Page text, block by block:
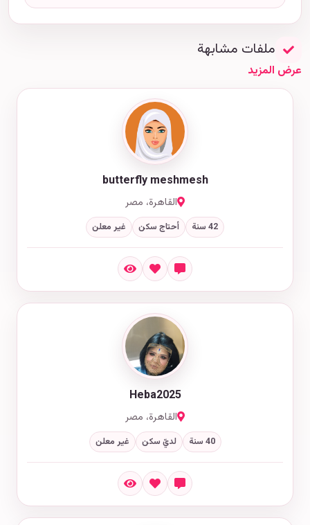
ملفات مشابهة
عرض المزيد
butterfly meshmesh
القاهرة، مصر
42 سنة أحتاج سكن غير معلن
Heba2025
القاهرة، مصر
40 سنة لديّ سكن غير معلن